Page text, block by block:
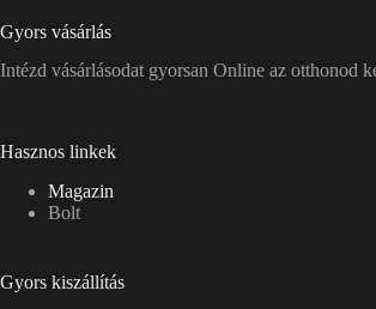
Gyors vásárlás
Intézd vásárlásodat gyorsan Online az otthonod
Hasznos linkek
Magazin
Bolt
Gyors kiszállítás